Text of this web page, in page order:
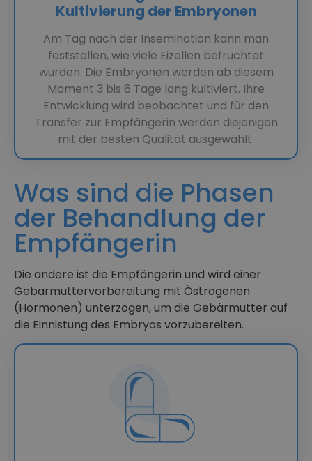
Kultivierung der Embryonen
Am Tag nach der Insemination kann man
feststellen, wie viele Eizellen befruchtet
wurden. Die Embryonen werden ab diesem
Moment 3 bis 6 Tage lang kultiviert. Ihre
Entwicklung wird beobachtet und für den
Transfer zur Empfängerin werden diejenigen
mit der besten Qualität ausgewählt.
Was sind die Phasen
der Behandlung der
Empfängerin
Die andere ist die Empfängerin und wird einer
Gebärmuttervorbereitung mit Östrogenen
(Hormonen) unterzogen, um die Gebärmutter auf
die Einnistung des Embryos vorzubereiten.